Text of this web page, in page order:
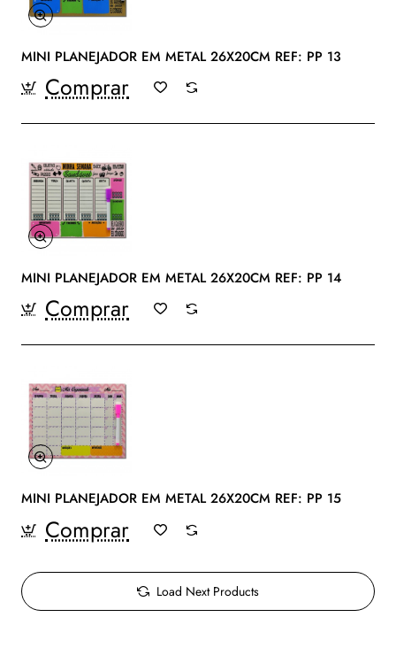
MINI PLANEJADOR EM METAL 26X20CM REF: PP 13
Comprar
MINI PLANEJADOR EM METAL 26X20CM REF: PP 14
Comprar
MINI PLANEJADOR EM METAL 26X20CM REF: PP 15
Comprar
Load Next Products